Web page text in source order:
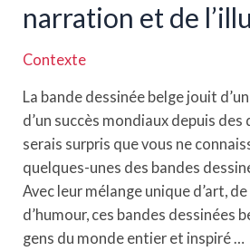
narration et de
Contexte
La bande dessinée belge jouit
d’un succès mondiaux depuis des
serais surpris que vous ne
quelques-unes des bandes
Avec leur mélange unique d’art,
d’humour, ces bandes dessinées
gens du monde entier et inspiré …